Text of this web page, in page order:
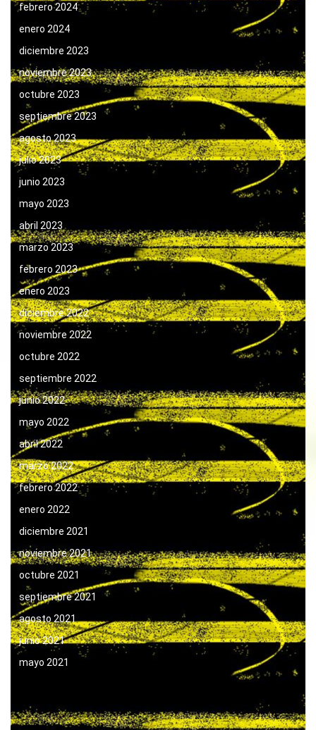
febrero 2024
enero 2024
diciembre 2023
noviembre 2023
octubre 2023
septiembre 2023
agosto 2023
julio 2023
junio 2023
mayo 2023
abril 2023
marzo 2023
febrero 2023
enero 2023
diciembre 2022
noviembre 2022
octubre 2022
septiembre 2022
junio 2022
mayo 2022
abril 2022
marzo 2022
febrero 2022
enero 2022
diciembre 2021
noviembre 2021
octubre 2021
septiembre 2021
agosto 2021
junio 2021
mayo 2021